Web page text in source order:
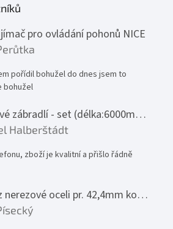
pro ovládání pohonů NICE
produktu je 1 z 5 hvězdiček.
pořídil bohužel do dnes jsem to
bohužel
Nerezové zábradlí - set (délka:6000mm x výška:1000mm)
produktu je 5 z 5 hvězdiček.
Halberštádt
zboží je kvalitní a přišlo řádně
Madlo z nerezové oceli pr. 42,4mm komplet - model 0116 - 3000mm
produktu je 5 z 5 hvězdiček.